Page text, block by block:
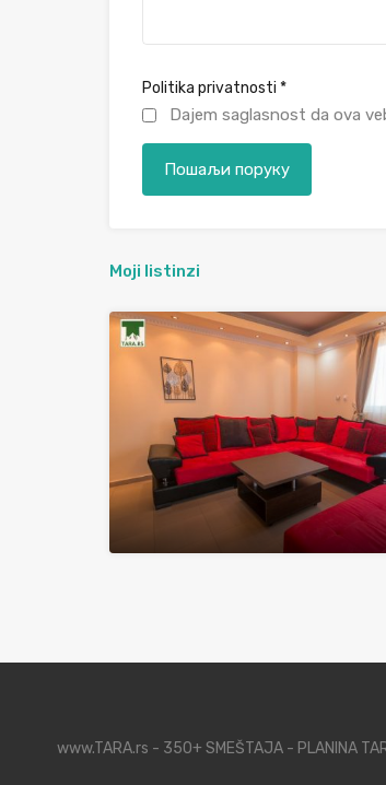
Politika privatnosti *
Dajem saglasnost da ova
Moji listinzi
www.TARA.rs - 350+ SMEŠTAJA - PLANINA